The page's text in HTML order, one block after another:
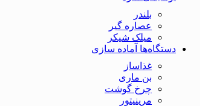
بلندر
عصاره گیر
میلک شیکر
دستگاه‌ها آماده سازی
غذاساز
بن ماری
چرخ گوشت
مرینیتور